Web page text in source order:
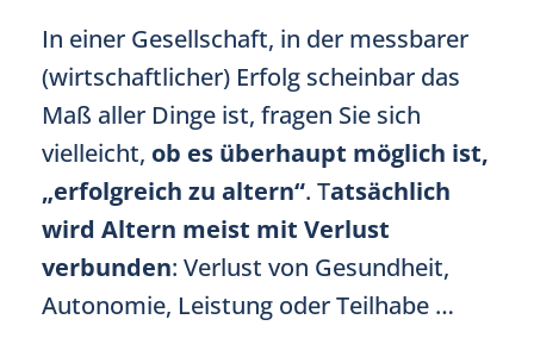
In einer Gesellschaft, in der messbarer
(wirtschaftlicher) Erfolg scheinbar das
Maß aller Dinge ist, fragen Sie sich
vielleicht, ob es überhaupt möglich ist,
„erfolgreich zu altern“. Tatsächlich
wird Altern meist mit Verlust
verbunden: Verlust von Gesundheit,
Autonomie, Leistung oder Teilhabe …